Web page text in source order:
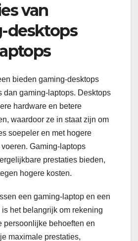
van
desktops
bieden gaming-desktops
dan gaming-laptops. Desktops
hardware en betere
waardoor ze in staat zijn om
soepeler en met hogere
Gaming-laptops
prestaties bieden,
hogere kosten.
een gaming-laptop en een
het belangrijk om rekening
persoonlijke behoeften en
maximale prestaties,